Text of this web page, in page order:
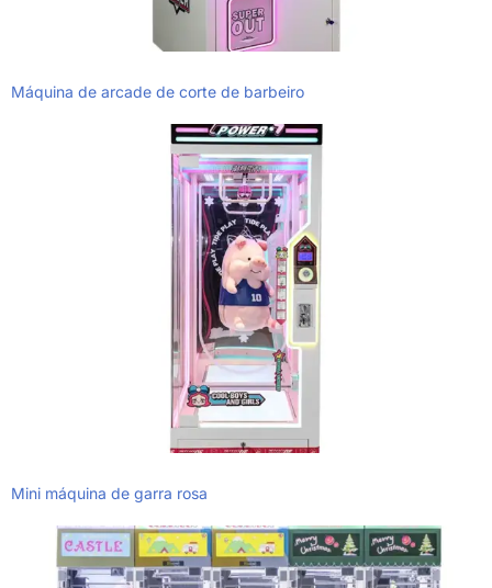
Máquina de arcade de corte de barbeiro
Mini máquina de garra rosa